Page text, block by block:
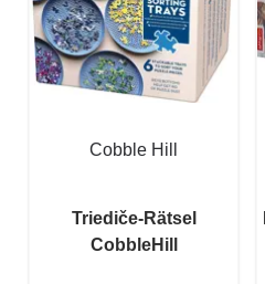
Cobble Hill
Triediče-Rätsel
CobbleHill